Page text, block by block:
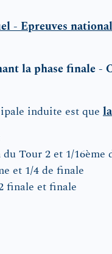
- Epreuves
la phase finale -
induite est que
Tour 2 et 1/16ème
et 1/4 de finale
finale et finale